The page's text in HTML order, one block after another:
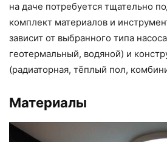
на даче потребуется тщательно
комплект материалов и
зависит от выбранного типа
геотермальный, водяной) и
(радиаторная, тёплый пол,
Материалы